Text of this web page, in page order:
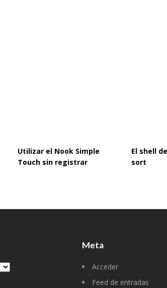
Utilizar el Nook Simple
Touch sin registrar
El shell
sort
Meta
Acceder
Feed de entradas